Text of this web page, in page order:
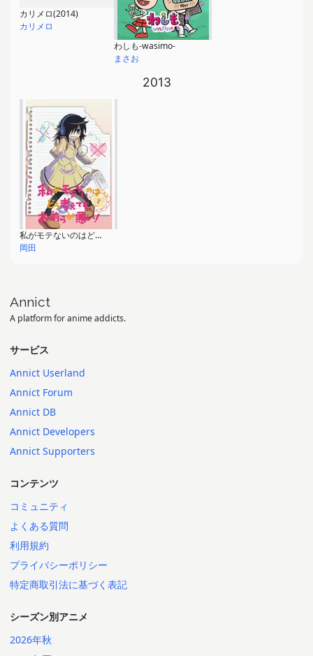
カリメロ(2014)
カリメロ
わしも-wasimo-
まさお
2013
私がモテないのはどう考えてもお前らが悪い！
岡田
Annict
A platform for anime addicts.
サービス
Annict Userland
Annict Forum
Annict DB
Annict Developers
Annict Supporters
コンテンツ
コミュニティ
よくある質問
利用規約
プライバシーポリシー
特定商取引法に基づく表記
シーズン別アニメ
2026年秋